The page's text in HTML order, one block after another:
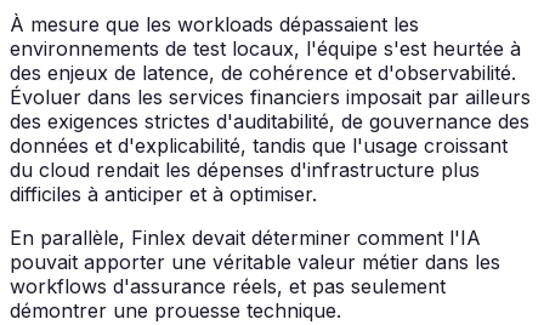
À mesure que les workloads dépassaient les
environnements de test locaux, l'équipe s'est heurtée à
des enjeux de latence, de cohérence et d'observabilité.
Évoluer dans les services financiers imposait par ailleurs
des exigences strictes d'auditabilité, de gouvernance des
données et d'explicabilité, tandis que l'usage croissant
du cloud rendait les dépenses d'infrastructure plus
difficiles à anticiper et à optimiser.
En parallèle, Finlex devait déterminer comment l'IA
pouvait apporter une véritable valeur métier dans les
workflows d'assurance réels, et pas seulement
démontrer une prouesse technique.